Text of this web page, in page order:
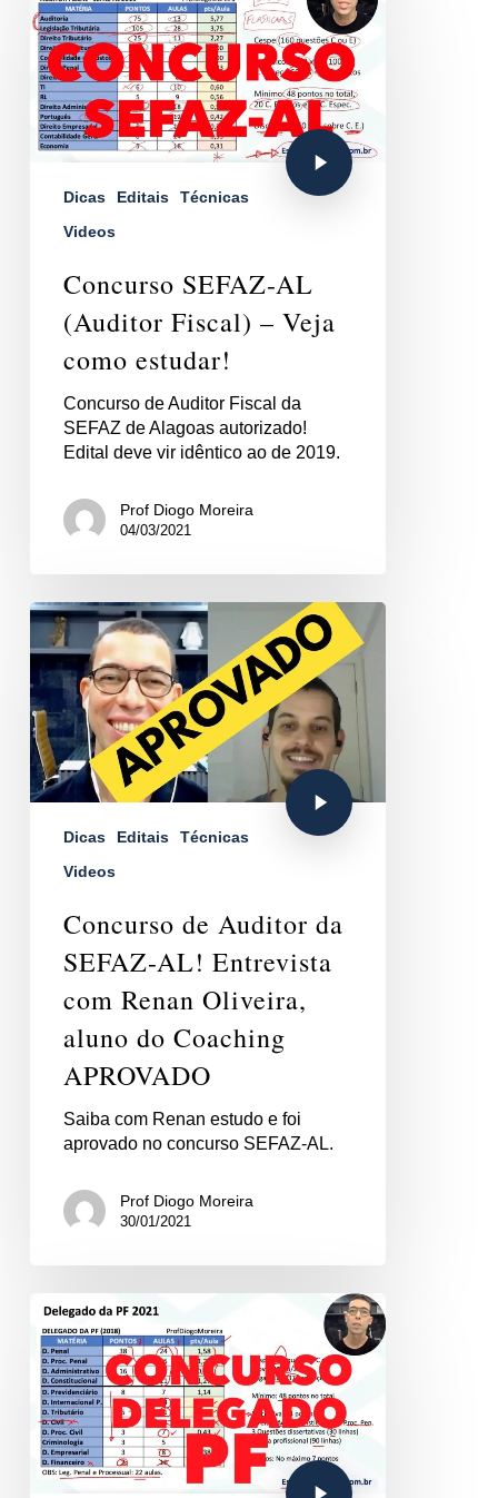
Dicas Editais
Técnicas
Videos
Concurso SEFAZ-AL
(Auditor Fiscal) – Veja
como estudar!
Concurso de Auditor Fiscal da
SEFAZ de Alagoas autorizado!
Edital deve vir idêntico ao de 2019.
Prof Diogo Moreira
04/03/2021
Dicas Editais
Técnicas
Videos
Concurso de Auditor da
SEFAZ-AL! Entrevista
com Renan Oliveira,
aluno do Coaching
APROVADO
Saiba com Renan estudo e foi
aprovado no concurso SEFAZ-AL.
Prof Diogo Moreira
30/01/2021